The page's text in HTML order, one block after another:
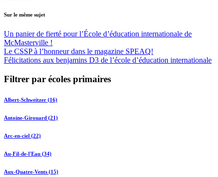
Sur le même sujet
Un panier de fierté pour l’École d’éducation internationale de
McMasterville !
Le CSSP à l’honneur dans le magazine SPEAQ!
Félicitations aux benjamins D3 de l’école d’éducation internationale
Filtrer par écoles primaires
Albert-Schweitzer (16)
Antoine-Girouard (21)
Arc-en-ciel (22)
Au-Fil-de-l'Eau (34)
Aux-Quatre-Vents (15)